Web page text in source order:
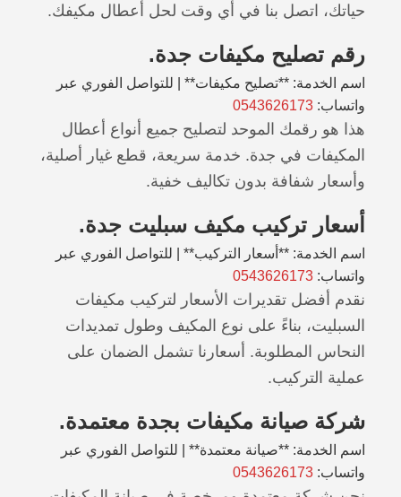
حياتك، اتصل بنا في أي وقت لحل أعطال مكيفك.
رقم تصليح مكيفات جدة.
اسم الخدمة: **تصليح مكيفات** | للتواصل الفوري عبر
واتساب: 0543626173
هذا هو رقمك الموحد لتصليح جميع أنواع أعطال
المكيفات في جدة. خدمة سريعة، قطع غيار أصلية،
وأسعار شفافة بدون تكاليف خفية.
أسعار تركيب مكيف سبليت جدة.
اسم الخدمة: **أسعار التركيب** | للتواصل الفوري عبر
واتساب: 0543626173
نقدم أفضل تقديرات الأسعار لتركيب مكيفات
السبليت، بناءً على نوع المكيف وطول تمديدات
النحاس المطلوبة. أسعارنا تشمل الضمان على
عملية التركيب.
شركة صيانة مكيفات بجدة معتمدة.
اسم الخدمة: **صيانة معتمدة** | للتواصل الفوري عبر
واتساب: 0543626173